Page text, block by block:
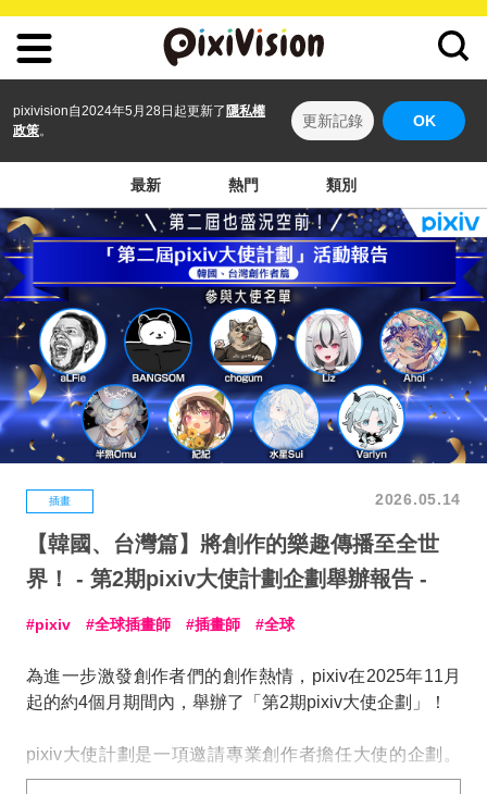
pixivision自2024年5月28日起更新了 隱私權
政策。
更新記錄 OK
最新 熱門 類別
插畫 2026.05.14
【韓國、台灣篇】將創作的樂趣傳播至全世
界！ - 第2期pixiv大使計劃企劃舉辦報告 -
pixiv 全球插畫師 插畫師 全球
為進一步激發創作者們的創作熱情，pixiv在2025年11月
起的約4個月期間內，舉辦了「第2期pixiv大使企劃」！
pixiv大使計劃是一項邀請專業創作者擔任大使的企劃。
大使們透過社群媒體和線上社區，策劃激發創作靈感的投